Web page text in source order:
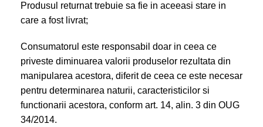
Produsul returnat trebuie sa fie in aceeasi stare in
care a fost livrat;
Consumatorul este responsabil doar in ceea ce
priveste diminuarea valorii produselor rezultata din
manipularea acestora, diferit de ceea ce este necesar
pentru determinarea naturii, caracteristicilor si
functionarii acestora, conform art. 14, alin. 3 din OUG
34/2014.